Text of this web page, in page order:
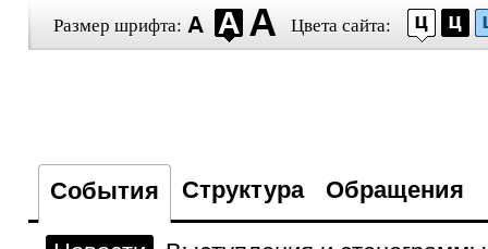
Размер шрифта: Цвета сайта:
События Структура Обращения